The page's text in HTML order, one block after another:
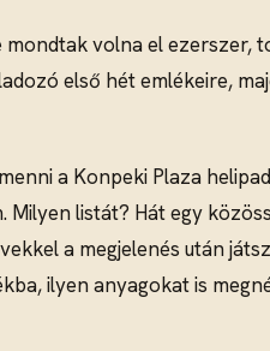
volna el ezerszer,
első hét emlékeire,
a Konpeki Plaza
listát? Hát egy
a megjelenés után
ilyen anyagokat is